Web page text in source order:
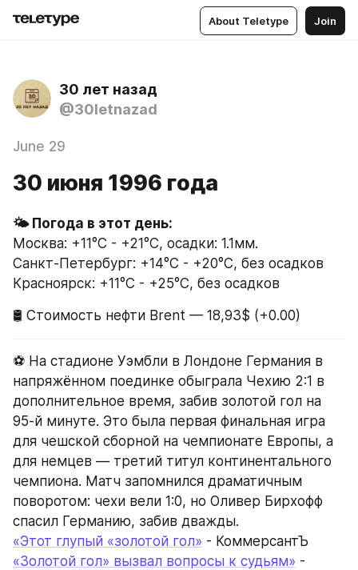
About Teletype Join
30 лет назад
@30letnazad
June 29
30 июня 1996 года
Москва: +11°C - +21°C, осадки: 1.1мм.
Санкт-Петербург: +14°C - +20°C, без осадков
Красноярск: +11°C - +25°C, без осадков
🛢 Стоимость нефти Brent — 18,93$ (+0.00)
⚽ На стадионе Уэмбли в Лондоне Германия в
напряжённом поединке обыграла Чехию 2:1 в
дополнительное время, забив золотой гол на
95-й минуте. Это была первая финальная игра
для чешской сборной на чемпионате Европы, а
для немцев — третий титул континентального
чемпиона. Матч запомнился драматичным
поворотом: чехи вели 1:0, но Оливер Бирхофф
спасил Германию, забив дважды.
«Этот глупый «золотой гол» - КоммерсантЪ
«Золотой гол» вызвал вопросы к судьям» -